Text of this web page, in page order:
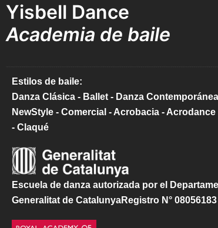
Yisbell Dance
Academia de baile
Estilos de baile:
Danza Clásica - Ballet - Danza
NewStyle - Comercial - Acrobacia -
- Claqué
Escuela de danza autorizada por el
Generalitat de CatalunyaRegistro N° 08056183